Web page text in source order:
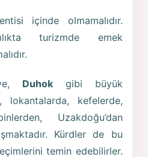
içinde olmamalıdır.
turizmde emek
Duhok gibi büyük
lokantalarda, kefelerde,
Uzakdoğu’dan
Kürdler de bu
temin edebilirler.